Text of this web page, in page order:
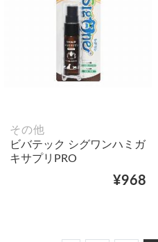
その他
ビバテック シグワンハミガ
キサプリPRO
¥968